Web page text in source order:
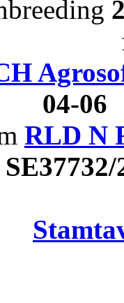
04-
RLD N